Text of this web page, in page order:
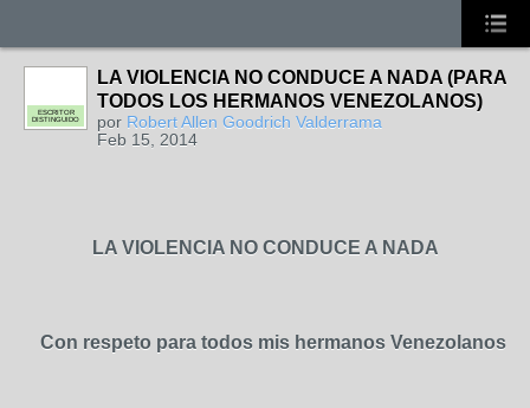
ESCRITOR
DISTINGUIDO
LA VIOLENCIA NO CONDUCE A NADA (PARA
TODOS LOS HERMANOS VENEZOLANOS)
por Robert Allen Goodrich Valderrama
Feb 15, 2014
LA VIOLENCIA NO CONDUCE A NADA
Con respeto para todos mis hermanos Venezolanos